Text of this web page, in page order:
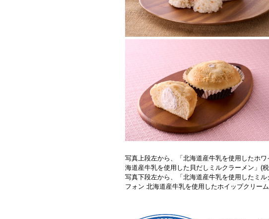
写真上段左から、「北海道産牛乳を使用したホ
海道産牛乳を使用した貝だしミルクラーメン」(
写真下段左から、「北海道産牛乳を使用したミ
フォン 北海道産牛乳を使用したホイップクリー